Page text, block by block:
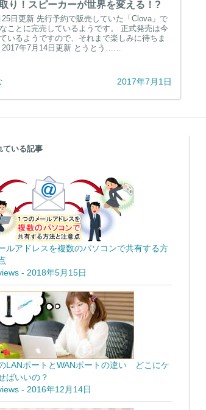
り！スピーカーが世界を変える！?
25日更新 先行予約で販売していた「Clova」で
ことに完売しているようです。 正式発売は今
いるようですので、それまで楽しみに待ちま
2017年7月14日更新 とうとう……
2017年7月1日
ている記事
ルアドレスを複数のパソコンで共有する方
- 2018年5月15日
LANポートとWANポートの違い どこにケ
ばいいの？
- 2016年12月14日